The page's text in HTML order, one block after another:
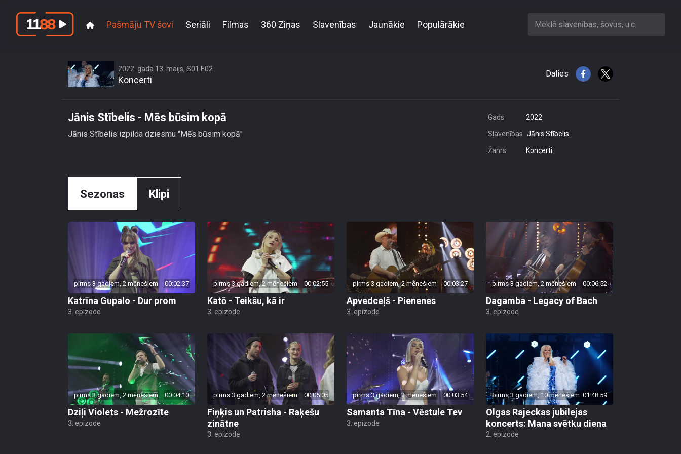
Pašmāju TV šovi Seriāli Filmas 360 Ziņas Slavenības Jaunākie Populārākie Meklē slavenības, šovus, u.c.
2022. gada 13. maijs, S01 E02
Koncerti
Dalies
Jānis Stībelis - Mēs būsim kopā
Jānis Stībelis izpilda dziesmu "Mēs būsim kopā"
Gads 2022
Slavenības Jānis Stībelis
Žanrs Koncerti
Sezonas Klipi
pirms 3 gadiem, 2 mēnešiem 00:02:37
Katrīna Gupalo - Dur prom
3. epizode
pirms 3 gadiem, 2 mēnešiem 00:02:55
Katō - Teikšu, kā ir
3. epizode
pirms 3 gadiem, 2 mēnešiem 00:03:27
Apvedceļš - Pienenes
3. epizode
pirms 3 gadiem, 2 mēnešiem 00:06:52
Dagamba - Legacy of Bach
3. epizode
pirms 3 gadiem, 2 mēnešiem 00:04:10
Dziļi Violets - Mežrozīte
3. epizode
pirms 3 gadiem, 2 mēnešiem 00:05:05
Fiņķis un Patrisha - Raķešu
zinātne
3. epizode
pirms 3 gadiem, 2 mēnešiem 00:03:54
Samanta Tīna - Vēstule Tev
3. epizode
pirms 3 gadiem, 10 mēnešiem 01:48:59
Olgas Rajeckas jubilejas
koncerts: Mana svētku diena
2. epizode